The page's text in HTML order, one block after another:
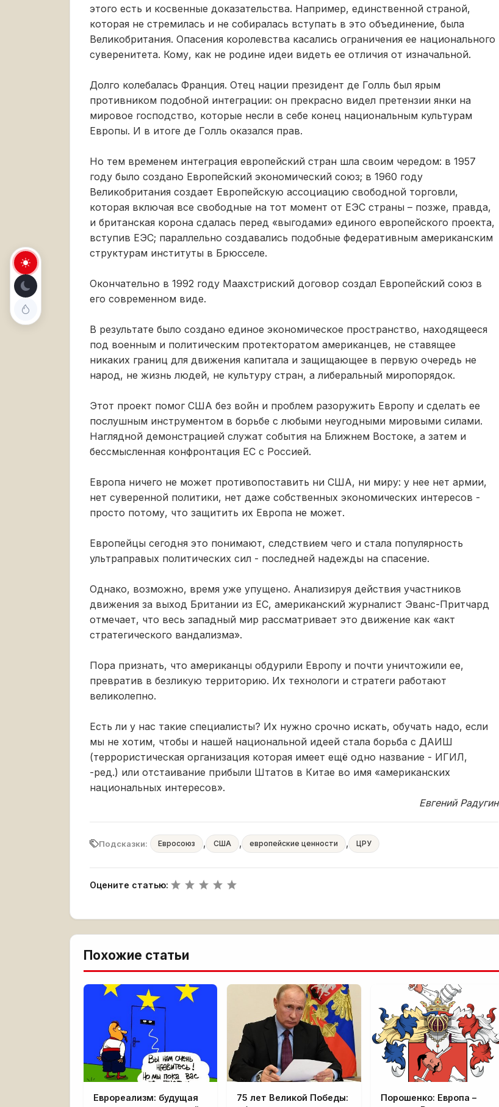
этого есть и косвенные доказательства. Например, единственной страной,
которая не стремилась и не собиралась вступать в это объединение, была
Великобритания. Опасения королевства касались ограничения ее национального
суверенитета. Кому, как не родине идеи видеть ее отличия от изначальной.
Долго колебалась Франция. Отец нации президент де Голль был ярым
противником подобной интеграции: он прекрасно видел претензии янки на
мировое господство, которые несли в себе конец национальным культурам
Европы. И в итоге де Голль оказался прав.
Но тем временем интеграция европейский стран шла своим чередом: в 1957
году было создано Европейский экономический союз; в 1960 году
Великобритания создает Европейскую ассоциацию свободной торговли,
которая включая все свободные на тот момент от ЕЭС страны – позже, правда,
и британская корона сдалась перед «выгодами» единого европейского проекта,
вступив ЕЭС; параллельно создавались подобные федеративным американским
структурам институты в Брюсселе.
Окончательно в 1992 году Маахстриский договор создал Европейский союз в
его современном виде.
В результате было создано единое экономическое пространство, находящееся
под военным и политическим протекторатом американцев, не ставящее
никаких границ для движения капитала и защищающее в первую очередь не
народ, не жизнь людей, не культуру стран, а либеральный миропорядок.
Этот проект помог США без войн и проблем разоружить Европу и сделать ее
послушным инструментом в борьбе с любыми неугодными мировыми силами.
Наглядной демонстрацией служат события на Ближнем Востоке, а затем и
бессмысленная конфронтация ЕС с Россией.
Европа ничего не может противопоставить ни США, ни миру: у нее нет армии,
нет суверенной политики, нет даже собственных экономических интересов -
просто потому, что защитить их Европа не может.
Европейцы сегодня это понимают, следствием чего и стала популярность
ультраправых политических сил - последней надежды на спасение.
Однако, возможно, время уже упущено. Анализируя действия участников
движения за выход Британии из ЕС, американский журналист Эванс-Притчард
отмечает, что весь западный мир рассматривает это движение как «акт
стратегического вандализма».
Пора признать, что американцы обдурили Европу и почти уничтожили ее,
превратив в безликую территорию. Их технологи и стратеги работают
великолепно.
Есть ли у нас такие специалисты? Их нужно срочно искать, обучать надо, если
мы не хотим, чтобы и нашей национальной идеей стала борьба с ДАИШ
(террористическая организация которая имеет ещё одно название - ИГИЛ,
-ред.) или отстаивание прибыли Штатов в Китае во имя «американских
национальных интересов».
Евгений Радугин
Подсказки: Евросоюз , США , европейские ценности , ЦРУ
Оцените статью:
Похожие статьи
Еврореализм: будущая
75 лет Великой Победы:
Порошенко: Европа –